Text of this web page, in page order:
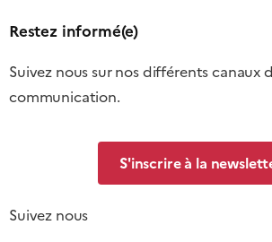
Restez informé(e)
Suivez nous sur nos différents canaux
communication.
S'inscrire à la
Suivez nous